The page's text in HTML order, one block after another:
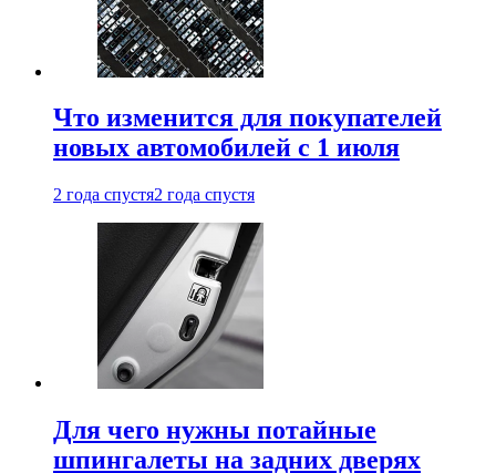
Что изменится для покупателей
новых автомобилей с 1 июля
2 года спустя2 года спустя
Для чего нужны потайные
шпингалеты на задних дверях